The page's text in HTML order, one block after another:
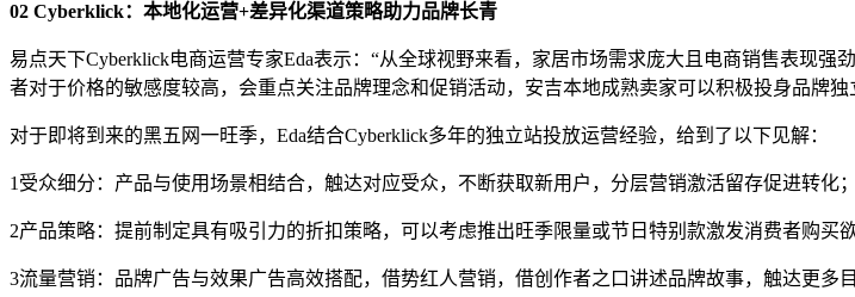
02 Cyberklick：本地化运营+差异化渠道策略助力品牌长青
易点天下Cyberklick电商运营专家Eda表示：“从全球视野来看，家居市场需求庞大且电商销售表现
者对于价格的敏感度较高，会重点关注品牌理念和促销活动，安吉本地成熟卖家可以积极投身品牌
对于即将到来的黑五网一旺季，Eda结合Cyberklick多年的独立站投放运营经验，给到了以下见解：
1受众细分：产品与使用场景相结合，触达对应受众，不断获取新用户，分层营销激活留存促进转化；
2产品策略：提前制定具有吸引力的折扣策略，可以考虑推出旺季限量或节日特别款激发消费者购买欲
3流量营销：品牌广告与效果广告高效搭配，借势红人营销，借创作者之口讲述品牌故事，触达更多目